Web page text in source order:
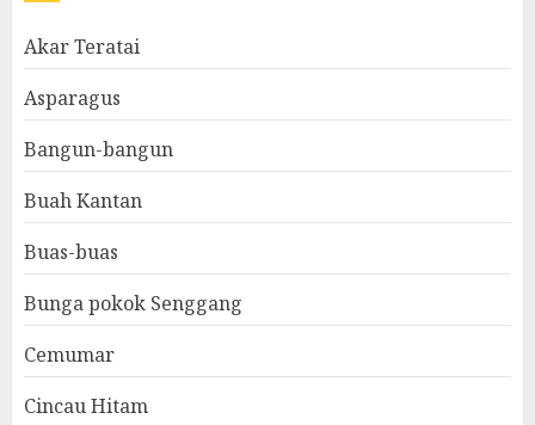
Akar Teratai
Asparagus
Bangun-bangun
Buah Kantan
Buas-buas
Bunga pokok Senggang
Cemumar
Cincau Hitam